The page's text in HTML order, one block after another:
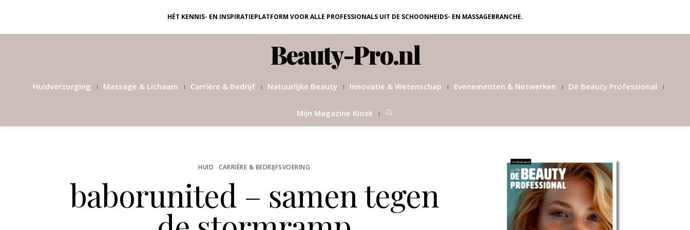
HÉT KENNIS- EN INSPIRATIEPLATFORM VOOR ALLE PROFESSIONALS UIT DE SCHOONHEIDS- EN MASSAGEBRANCHE.
Beauty-Pro.nl
Huidverzorging Massage & Lichaam Carrière & Bedrijf Natuurlijke Beauty Innovatie & Wetenschap Evenementen & Netwerken De Beauty Professional
Mijn Magazine Kiosk
HUID CARRIÈRE & BEDRIJFSVOERING
baborunited – samen tegen